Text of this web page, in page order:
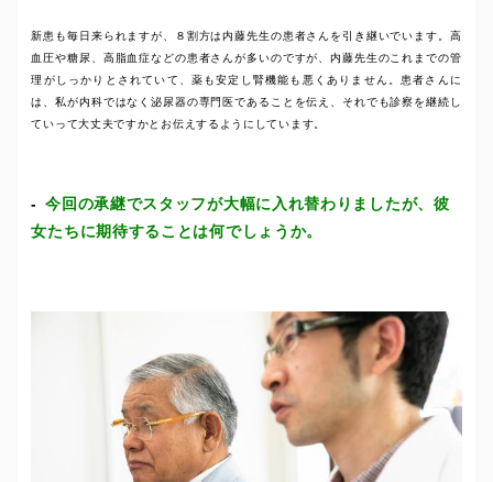
新患も毎日来られますが、８割方は内藤先生の患者さんを引き継いでいます。高
血圧や糖尿、高脂血症などの患者さんが多いのですが、内藤先生のこれまでの管
理がしっかりとされていて、薬も安定し腎機能も悪くありません。患者さんに
は、私が内科ではなく泌尿器の専門医であることを伝え、それでも診察を継続し
ていって大丈夫ですかとお伝えするようにしています。
今回の承継でスタッフが大幅に入れ替わりましたが、彼
女たちに期待することは何でしょうか。